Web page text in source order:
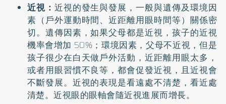
近視： 近視的發生與發展，一般與遺傳及環境因
素（戶外運動時間、近距離用眼時間等）關係密
切。遺傳因素，如果父母都是近視，孩子的近視
機率會增加 50%；環境因素，父母不近視，但是
孩子很少在白天做戶外活動，近距離用眼太多，
或者用眼習慣不良等，都會促發近視，且近視會
不斷發展。近視的表現是看遠處不清楚，看近處
清楚。近視眼的眼軸會隨近視進展而增長。